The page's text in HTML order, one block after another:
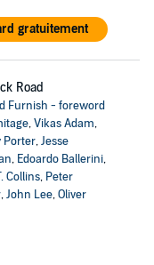
gratuitement
Road
Furnish - foreword
,Vikas Adam,
Porter,Jesse
, Edoardo Ballerini,
Collins, Peter
,John Lee,Oliver